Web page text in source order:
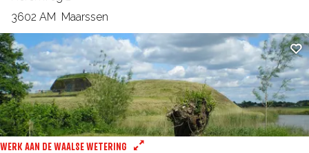
a
r
d
e
n
t
M
a
a
r
s
3602 AM Maarssen
WERK AAN DE WAALSE WETERING